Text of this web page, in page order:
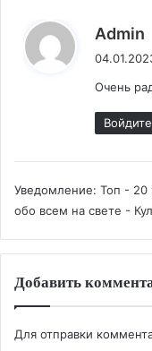
оставшийся
Растопить
https://
1
Теги вкусный
печенье
пирог
смородина
торт
Admin
Очень
Уведомление: Топ - 20
обо всем на свете -
Добавить
Для отправки